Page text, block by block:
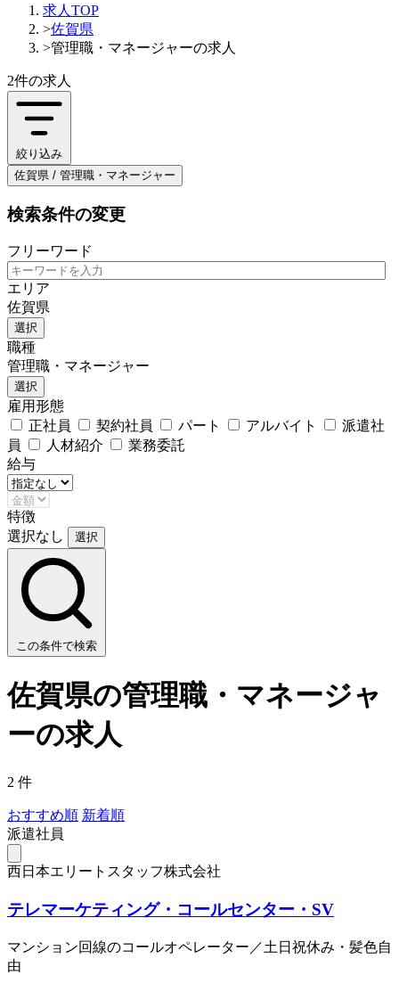
求人TOP
>佐賀県
>管理職・マネージャーの求人
2件の求人
絞り込み
佐賀県 / 管理職・マネージャー
検索条件の変更
フリーワード
エリア
佐賀県
選択
職種
管理職・マネージャー
選択
雇用形態
正社員
契約社員 パート アルバイト
派遣社
員
人材紹介
業務委託
給与
特徴
選択なし
選択
この条件で検索
佐賀県の管理職・マネージャ
ーの求人
2 件
おすすめ順 新着順
派遣社員
西日本エリートスタッフ株式会社
テレマーケティング・コールセンター・SV
マンション回線のコールオペレーター／土日祝休み・髪色自
由